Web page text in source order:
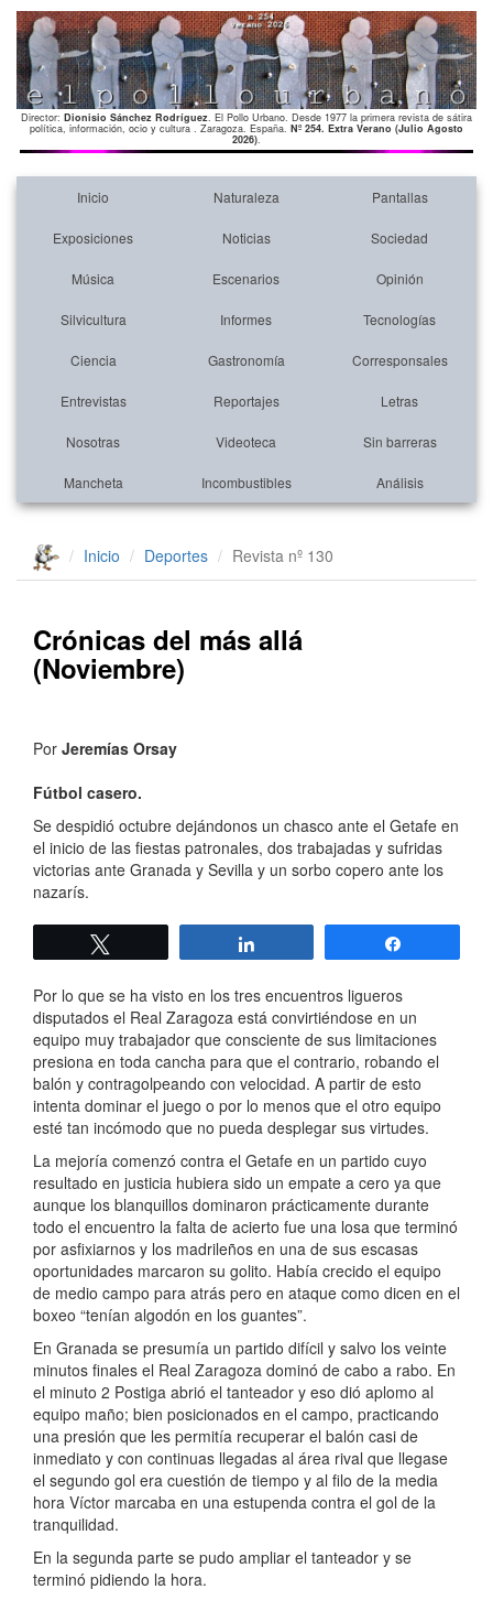
Director: Dionisio Sánchez Rodríguez. El Pollo Urbano. Desde 1977 la primera revista de sátira
política, información, ocio y cultura . Zaragoza. España. Nº 254. Extra Verano (Julio Agosto
2026).
Inicio Naturaleza Pantallas
Exposiciones Noticias Sociedad
Música Escenarios Opinión
Silvicultura Informes Tecnologías
Ciencia Gastronomía Corresponsales
Entrevistas Reportajes Letras
Nosotras Videoteca Sin barreras
Mancheta Incombustibles Análisis
Inicio Deportes Revista nº 130
Crónicas del más allá
(Noviembre)
Por Jeremías Orsay
Fútbol casero.
Se despidió octubre dejándonos un chasco ante el Getafe en
el inicio de las fiestas patronales, dos trabajadas y sufridas
victorias ante Granada y Sevilla y un sorbo copero ante los
nazarís.
Por lo que se ha visto en los tres encuentros ligueros
disputados el Real Zaragoza está convirtiéndose en un
equipo muy trabajador que consciente de sus limitaciones
presiona en toda cancha para que el contrario, robando el
balón y contragolpeando con velocidad. A partir de esto
intenta dominar el juego o por lo menos que el otro equipo
esté tan incómodo que no pueda desplegar sus virtudes.
La mejoría comenzó contra el Getafe en un partido cuyo
resultado en justicia hubiera sido un empate a cero ya que
aunque los blanquillos dominaron prácticamente durante
todo el encuentro la falta de acierto fue una losa que terminó
por asfixiarnos y los madrileños en una de sus escasas
oportunidades marcaron su golito. Había crecido el equipo
de medio campo para atrás pero en ataque como dicen en el
boxeo “tenían algodón en los guantes”.
En Granada se presumía un partido difícil y salvo los veinte
minutos finales el Real Zaragoza dominó de cabo a rabo. En
el minuto 2 Postiga abrió el tanteador y eso dió aplomo al
equipo maño; bien posicionados en el campo, practicando
una presión que les permitía recuperar el balón casi de
inmediato y con continuas llegadas al área rival que llegase
el segundo gol era cuestión de tiempo y al filo de la media
hora Víctor marcaba en una estupenda contra el gol de la
tranquilidad.
En la segunda parte se pudo ampliar el tanteador y se
terminó pidiendo la hora.